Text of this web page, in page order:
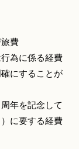
費
為に係る経費
にすることが
年を記念して
に要する経費